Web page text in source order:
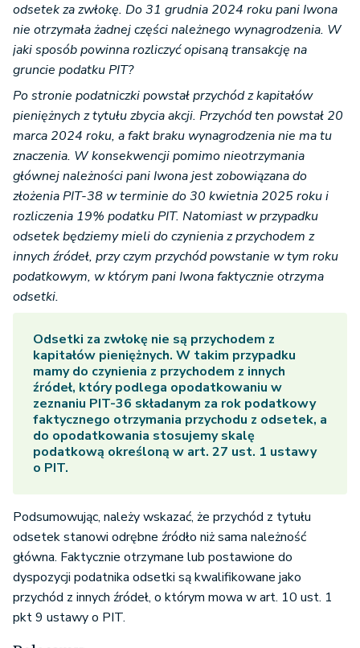
odsetek za zwłokę. Do 31 grudnia 2024 roku pani Iwona
nie otrzymała żadnej części należnego wynagrodzenia. W
jaki sposób powinna rozliczyć opisaną transakcję na
gruncie podatku PIT?
Po stronie podatniczki powstał przychód z kapitałów
pieniężnych z tytułu zbycia akcji. Przychód ten powstał 20
marca 2024 roku, a fakt braku wynagrodzenia nie ma tu
znaczenia. W konsekwencji pomimo nieotrzymania
głównej należności pani Iwona jest zobowiązana do
złożenia PIT-38 w terminie do 30 kwietnia 2025 roku i
rozliczenia 19% podatku PIT. Natomiast w przypadku
odsetek będziemy mieli do czynienia z przychodem z
innych źródeł, przy czym przychód powstanie w tym roku
podatkowym, w którym pani Iwona faktycznie otrzyma
odsetki.
Odsetki za zwłokę nie są przychodem z
kapitałów pieniężnych. W takim przypadku
mamy do czynienia z przychodem z innych
źródeł, który podlega opodatkowaniu w
zeznaniu PIT-36 składanym za rok podatkowy
faktycznego otrzymania przychodu z odsetek, a
do opodatkowania stosujemy skalę
podatkową określoną w art. 27 ust. 1 ustawy
o PIT.
Podsumowując, należy wskazać, że przychód z tytułu
odsetek stanowi odrębne źródło niż sama należność
główna. Faktycznie otrzymane lub postawione do
dyspozycji podatnika odsetki są kwalifikowane jako
przychód z innych źródeł, o którym mowa w art. 10 ust. 1
pkt 9 ustawy o PIT.